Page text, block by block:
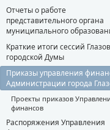
Отчеты о работе
представительного органа
муниципального
Краткие итоги сессий
городской Думы
Приказы управления
Администрации города
Проекты приказов
финансов
Распоряжения Управления